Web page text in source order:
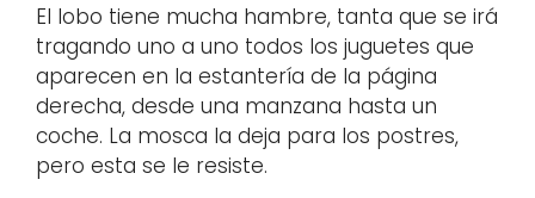
El lobo tiene mucha hambre, tanta que se irá
tragando uno a uno todos los juguetes que
aparecen en la estantería de la página
derecha, desde una manzana hasta un
coche. La mosca la deja para los postres,
pero esta se le resiste.